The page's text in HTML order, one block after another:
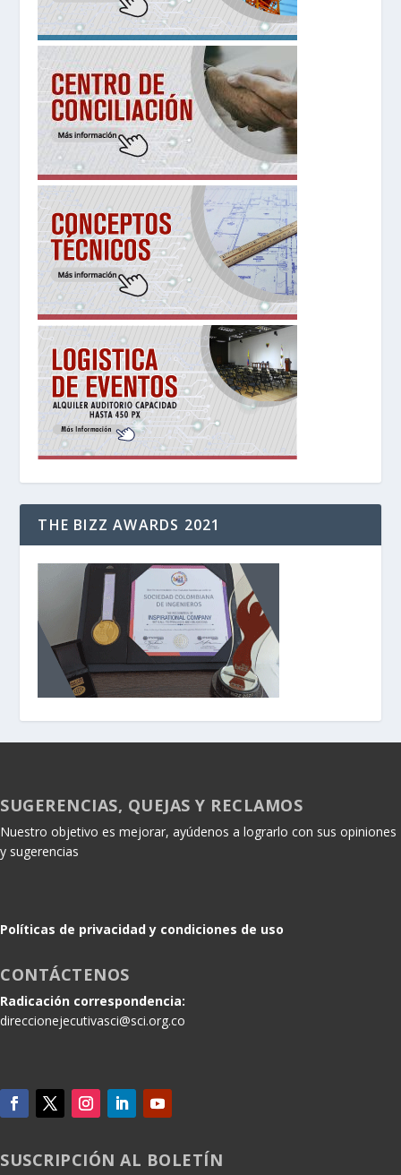
THE BIZZ AWARDS 2021
SUGERENCIAS, QUEJAS Y RECLAMOS
Nuestro objetivo es mejorar, ayúdenos a lograrlo con sus opiniones
y sugerencias
Políticas de privacidad y condiciones de uso
CONTÁCTENOS
Radicación correspondencia:
direccionejecutivasci@sci.org.co
SUSCRIPCIÓN AL BOLETÍN